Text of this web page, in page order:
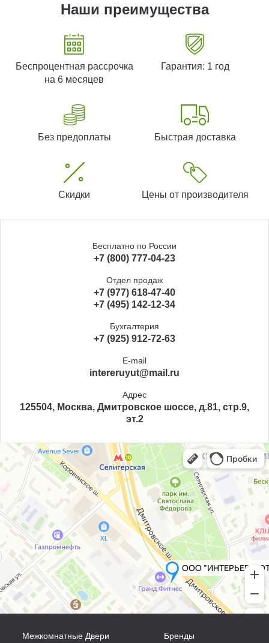
Наши преимущества
Беспроцентная рассрочка
на 6 месяцев
Гарантия: 1 год
Без предоплаты Быстрая доставка
Скидки Цены от производителя
Бесплатно по России
+7 (800) 777-04-23
Отдел продаж
+7 (977) 618-47-40
+7 (495) 142-12-34
Бухгалтерия
+7 (925) 912-72-63
E-mail
intereruyut@mail.ru
Адрес
125504, Москва, Дмитровское шоссе, д.81, стр.9,
эт.2
Межкомнатные Двери
Бренды